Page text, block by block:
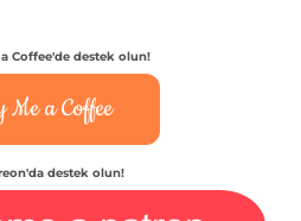
Coffee'de destek olun!
Me a Coffee
destek olun!